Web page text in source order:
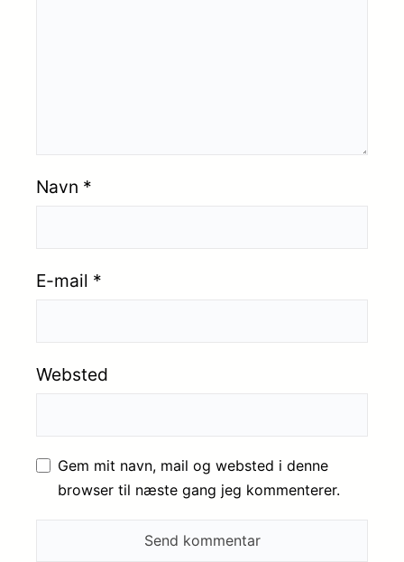
Navn *
E-mail *
Websted
Gem mit navn, mail og websted i denne
browser til næste gang jeg kommenterer.